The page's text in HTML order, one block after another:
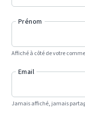
Prénom
Affiché à côté de votre
Email
Jamais affiché, jamais